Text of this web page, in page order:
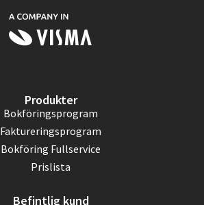
Produkter
Bokföringsprogram
Faktureringsprogram
Bokföring Fullservice
Prislista
Befintlig kund